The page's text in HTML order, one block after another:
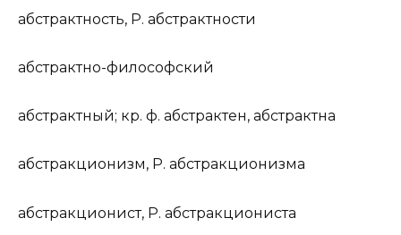
абстрактность, Р. абстрактности
абстрактно-философский
абстрактный; кр. ф. абстрактен, абстрактна
абстракционизм, Р. абстракционизма
абстракционист, Р. абстракциониста